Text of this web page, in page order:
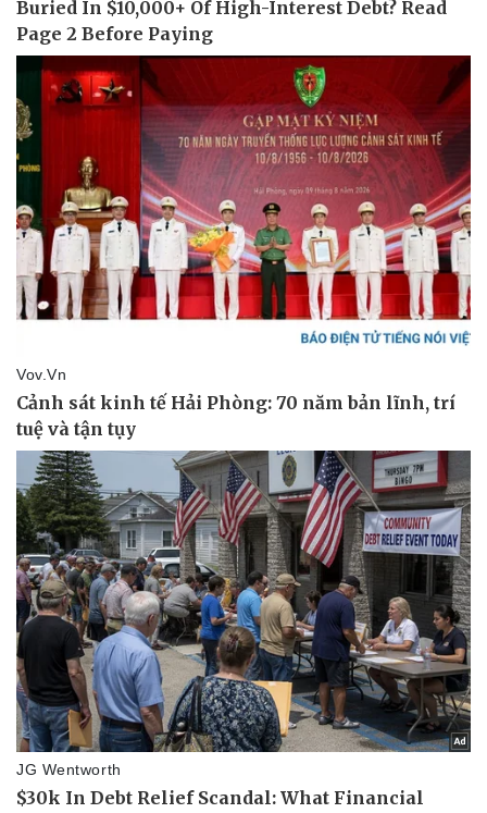
Thể thao
Bóng đá
Lịch thi đấu bóng đá
Thế giới thể thao
eSports
Ô tô - Xe máy
Ô tô
Xe máy
Tư vấn